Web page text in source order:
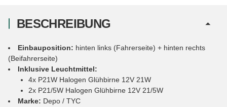
BESCHREIBUNG
Einbauposition: hinten links (Fahrerseite) + hinten rechts
(Beifahrerseite)
Inklusive Leuchtmittel:
4x P21W Halogen Glühbirne 12V 21W
2x P21/5W Halogen Glühbirne 12V 21/5W
Marke: Depo / TYC